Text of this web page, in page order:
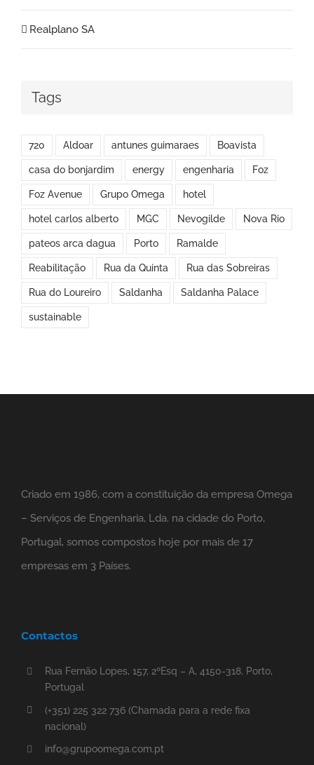
Realplano SA
Tags
720 Aldoar antunes guimaraes Boavista
casa do bonjardim energy engenharia Foz
Foz Avenue Grupo Omega hotel
hotel carlos alberto MGC Nevogilde Nova Rio
pateos arca dagua Porto Ramalde
Reabilitação Rua da Quinta Rua das Sobreiras
Rua do Loureiro Saldanha Saldanha Palace
sustainable
Criado em 1986, com a constituição da empresa Omega
– Serviços de Engenharia, Lda. na cidade do Porto,
Portugal, somos compostos hoje por mais de 17
empresas em 3 Países.
Contactos
Rua Fernão Lopes, 157, 2ºEsq – A, 4150-318, Porto,
Portugal
(+351) 225 322 736 (Chamada para a rede fixa
nacional)
info@grupoomega.com.pt